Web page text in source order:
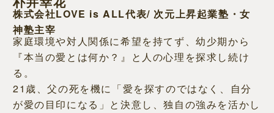
株式会社LOVE is ALL代表/ 次元上昇起業塾・女
神塾主宰
家庭環境や対人関係に希望を持てず、幼少期から
『本当の愛とは何か？』と人の心理を探求し続け
る。
21歳、父の死を機に「愛を探すのではなく、自分
が愛の目印になる」と決意し、独自の強みを活かし